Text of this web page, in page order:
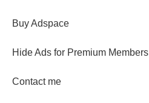
Buy Adspace
Hide Ads for Premium Members
Contact me